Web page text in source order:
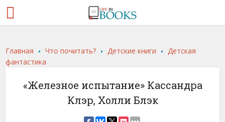
Главная .Что почитать? . Детские книги . Детская
фантастика
«Железное испытание» Кассандра
Клэр, Холли Блэк